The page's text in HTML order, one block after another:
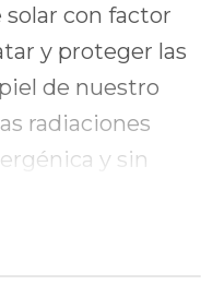
solar con factor
y proteger las
de nuestro
radiaciones
y sin
al